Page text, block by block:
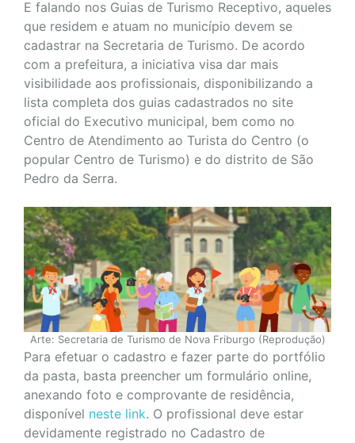
E falando nos Guias de Turismo Receptivo, aqueles
que residem e atuam no município devem se
cadastrar na Secretaria de Turismo. De acordo
com a prefeitura, a iniciativa visa dar mais
visibilidade aos profissionais, disponibilizando a
lista completa dos guias cadastrados no site
oficial do Executivo municipal, bem como no
Centro de Atendimento ao Turista do Centro (o
popular Centro de Turismo) e do distrito de São
Pedro da Serra.
Arte: Secretaria de Turismo de Nova Friburgo (Reprodução)
Para efetuar o cadastro e fazer parte do portfólio
da pasta, basta preencher um formulário online,
anexando foto e comprovante de residência,
disponível neste link. O profissional deve estar
devidamente registrado no Cadastro de